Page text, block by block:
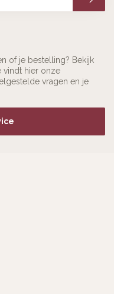
of je bestelling? Bekijk
vindt hier onze
vragen en je